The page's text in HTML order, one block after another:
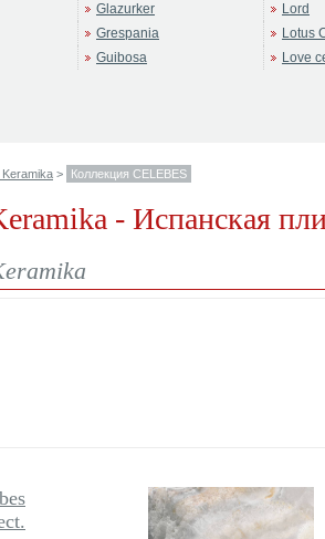
Glazurker
Grespania
Guibosa
Lord
Lotus
Love
Keramika > Коллекция CELEBES
- Испанская